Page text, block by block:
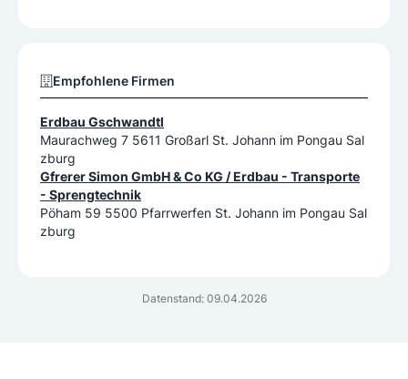
Datenstand: 09.04.2026
Empfohlene Firmen
Erdbau Gschwandtl
Maurachweg 7 5611 Großarl St. Johann im Pongau Sal
zburg
Gfrerer Simon GmbH & Co KG / Erdbau - Transporte
- Sprengtechnik
Pöham 59 5500 Pfarrwerfen St. Johann im Pongau Sal
zburg